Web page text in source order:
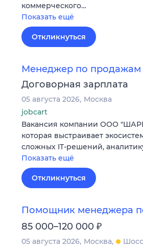
коммерческого…
Показать ещё
Откликнуться
Менеджер по продажам
Договорная зарплата
05 августа 2026 Москва
jobcart
Вакансия компании ООО
которая выстраивает
сложных IT‑решений,
Показать ещё
Откликнуться
Помощник менеджера
85 000–120 000 ₽
05 августа 2026 Москва